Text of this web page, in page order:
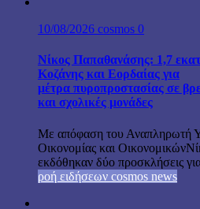
10/08/2026 cosmos 0
Νίκος Παπαθανάσης: 1,7
Κοζάνης και Εορδαίας για
μέτρα πυροπροστασίας σε
και σχολικές μονάδες
Με απόφαση του Αναπληρωτή
Οικονομίας και
εκδόθηκαν δύο προσκλήσεις
ροή ειδήσεων cosmos news